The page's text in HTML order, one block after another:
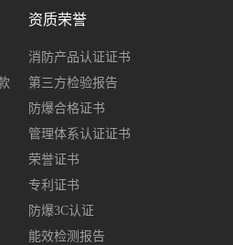
资质荣誉
消防产品认证证书
第三方检验报告
防爆合格证书
管理体系认证证书
荣誉证书
专利证书
防爆3C认证
能效检测报告